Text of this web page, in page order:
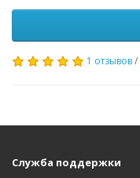
1 отзывов/
Служба поддержки